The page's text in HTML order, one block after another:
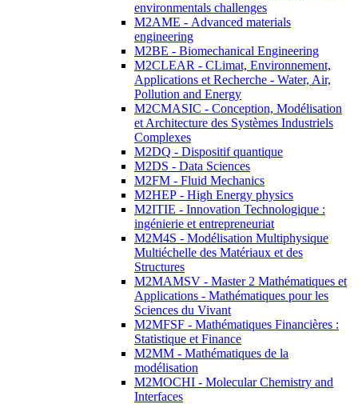
environmentals challenges
M2AME - Advanced materials
engineering
M2BE - Biomechanical Engineering
M2CLEAR - CLimat, Environnement,
Applications et Recherche - Water, Air,
Pollution and Energy
M2CMASIC - Conception, Modélisation
et Architecture des Systèmes Industriels
Complexes
M2DQ - Dispositif quantique
M2DS - Data Sciences
M2FM - Fluid Mechanics
M2HEP - High Energy physics
M2ITIE - Innovation Technologique :
ingénierie et entrepreneuriat
M2M4S - Modélisation Multiphysique
Multiéchelle des Matériaux et des
Structures
M2MAMSV - Master 2 Mathématiques et
Applications - Mathématiques pour les
Sciences du Vivant
M2MFSF - Mathématiques Financières :
Statistique et Finance
M2MM - Mathématiques de la
modélisation
M2MOCHI - Molecular Chemistry and
Interfaces